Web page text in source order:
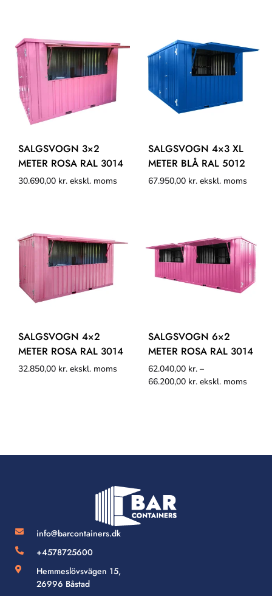
SALGSVOGN 3×2
METER ROSA RAL 3014
30.690,00 kr. ekskl. moms
SALGSVOGN 4×3 XL
METER BLÅ RAL 5012
67.950,00 kr. ekskl. moms
SALGSVOGN 4×2
METER ROSA RAL 3014
32.850,00 kr. ekskl. moms
SALGSVOGN 6×2
METER ROSA RAL 3014
62.040,00 kr. –
66.200,00 kr. ekskl. moms
info@barcontainers.dk
+4578725600
Hemmeslövsvägen 15,
26996 Båstad